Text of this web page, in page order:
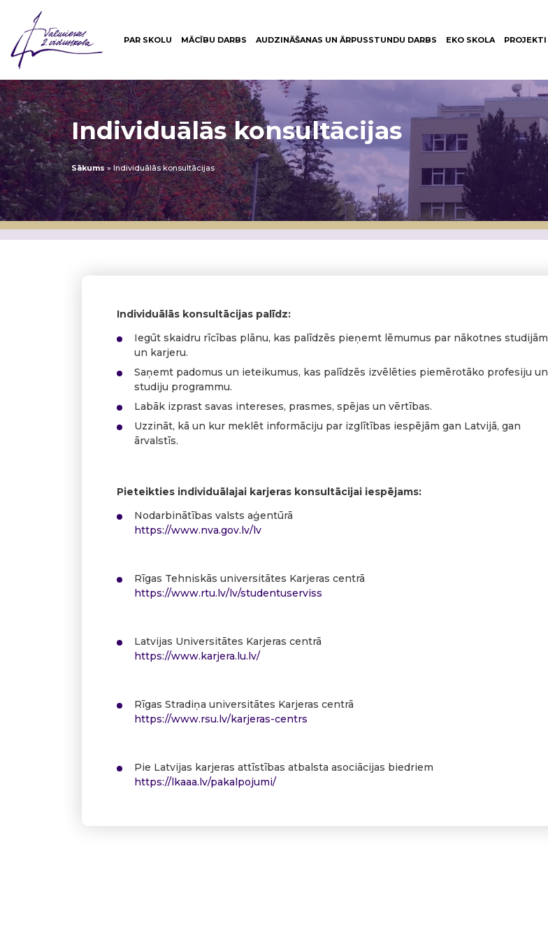
PAR SKOLU MĀCĪBU DARBS AUDZINĀŠANAS UN ĀRPUSSTUNDU DARBS EKO SKOLA PROJEKTI
Individuālās konsultācijas
Sākums»Individuālās konsultācijas
Individuālās konsultācijas palīdz:
Iegūt skaidru rīcības plānu, kas palīdzēs pieņemt lēmumus par nākotnes studijām
un karjeru.
Saņemt padomus un ieteikumus, kas palīdzēs izvēlēties piemērotāko profesiju un
studiju programmu.
Labāk izprast savas intereses, prasmes, spējas un vērtības.
Uzzināt, kā un kur meklēt informāciju par izglītības iespējām gan Latvijā, gan
ārvalstīs.
Pieteikties individuālajai karjeras konsultācijai iespējams:
Nodarbinātības valsts aģentūrā
https://www.nva.gov.lv/lv
Rīgas Tehniskās universitātes Karjeras centrā
https://www.rtu.lv/lv/studentuserviss
Latvijas Universitātes Karjeras centrā
https://www.karjera.lu.lv/
Rīgas Stradiņa universitātes Karjeras centrā
https://www.rsu.lv/karjeras-centrs
Pie Latvijas karjeras attīstības atbalsta asociācijas biedriem
https://lkaaa.lv/pakalpojumi/